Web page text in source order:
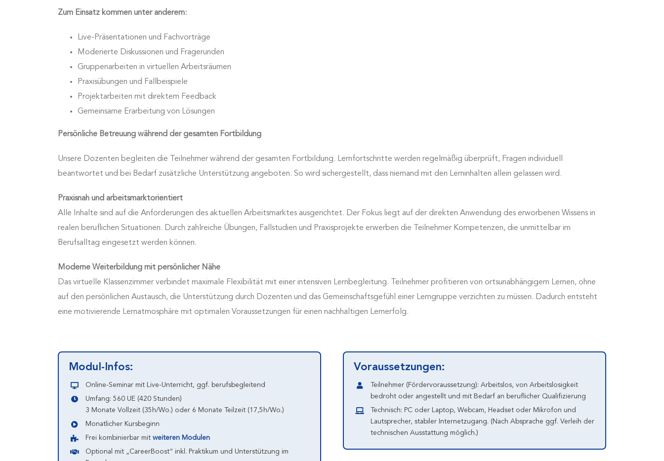
Zum Einsatz kommen unter anderem:
Live-Präsentationen und Fachvorträge
Moderierte Diskussionen und Fragerunden
Gruppenarbeiten in virtuellen Arbeitsräumen
Praxisübungen und Fallbeispiele
Projektarbeiten mit direktem Feedback
Gemeinsame Erarbeitung von Lösungen
Persönliche Betreuung während der gesamten Fortbildung
Unsere Dozenten begleiten die Teilnehmer während der gesamten Fortbildung. Lernfortschritte werden regelmäßig überprüft, Fragen individuell
beantwortet und bei Bedarf zusätzliche Unterstützung angeboten. So wird sichergestellt, dass niemand mit den Lerninhalten allein gelassen wird.
Praxisnah und arbeitsmarktorientiert
Alle Inhalte sind auf die Anforderungen des aktuellen Arbeitsmarktes ausgerichtet. Der Fokus liegt auf der direkten Anwendung des erworbenen Wissens in
realen beruflichen Situationen. Durch zahlreiche Übungen, Fallstudien und Praxisprojekte erwerben die Teilnehmer Kompetenzen, die unmittelbar im
Berufsalltag eingesetzt werden können.
Moderne Weiterbildung mit persönlicher Nähe
Das virtuelle Klassenzimmer verbindet maximale Flexibilität mit einer intensiven Lernbegleitung. Teilnehmer profitieren von ortsunabhängigem Lernen, ohne
auf den persönlichen Austausch, die Unterstützung durch Dozenten und das Gemeinschaftsgefühl einer Lerngruppe verzichten zu müssen. Dadurch entsteht
eine motivierende Lernatmosphäre mit optimalen Voraussetzungen für einen nachhaltigen Lernerfolg.
Modul-Infos:
Online-Seminar mit Live-Unterricht, ggf. berufsbegleitend
Umfang: 560 UE (420 Stunden)
3 Monate Vollzeit (35h/Wo.) oder 6 Monate Teilzeit (17,5h/Wo.)
Monatlicher Kursbeginn
Frei kombinierbar mit weiteren Modulen
Optional mit „CareerBoost“ inkl. Praktikum und Unterstützung im
Voraussetzungen:
Teilnehmer (Fördervoraussetzung): Arbeitslos, von Arbeitslosigkeit
bedroht oder angestellt und mit Bedarf an beruflicher Qualifizierung
Technisch: PC oder Laptop, Webcam, Headset oder Mikrofon und
Lautsprecher, stabiler Internetzugang. (Nach Absprache ggf. Verleih der
technischen Ausstattung möglich.)